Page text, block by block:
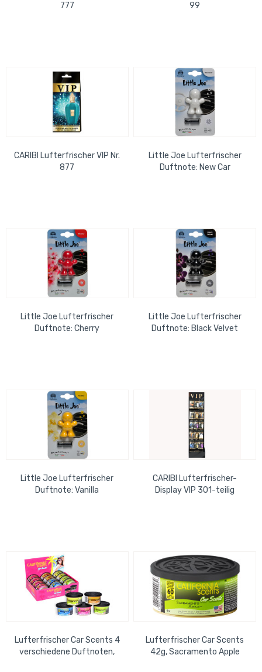
777
99
CARIBI Lufterfrischer VIP Nr.
877
Little Joe Lufterfrischer
Duftnote: New Car
Little Joe Lufterfrischer
Duftnote: Cherry
Little Joe Lufterfrischer
Duftnote: Black Velvet
Little Joe Lufterfrischer
Duftnote: Vanilla
CARIBI Lufterfrischer-
Display VIP 301-teilig
Lufterfrischer Car Scents 4
verschiedene Duftnoten,
Lufterfrischer Car Scents
42g, Sacramento Apple